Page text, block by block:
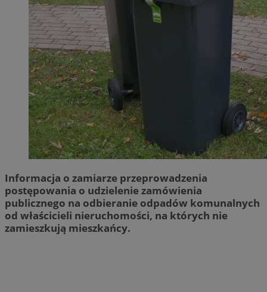
Informacja o zamiarze przeprowadzenia
postępowania o udzielenie zamówienia
publicznego na odbieranie odpadów komunalnych
od właścicieli nieruchomości, na których nie
zamieszkują mieszkańcy.